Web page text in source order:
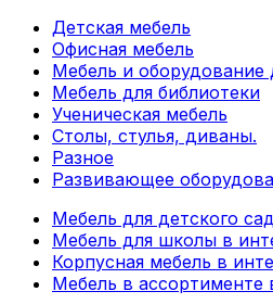
Детская мебель
Офисная мебель
Мебель и оборудование
Мебель для библиотеки
Ученическая мебель
Столы, стулья, диваны.
Разное
Развивающее
Мебель для детского
Мебель для школы в
Корпусная мебель в
Мебель в ассортименте